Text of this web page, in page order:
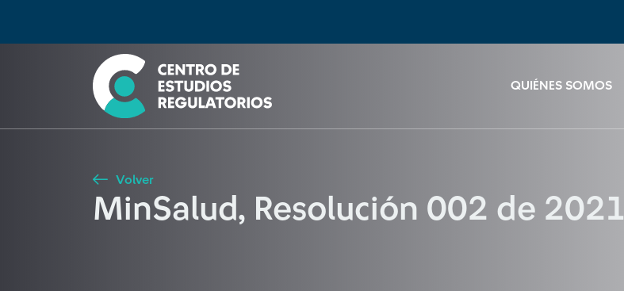
QUIÉNES SOMOS
Seleccione país
Buscar
Volver
MinSalud, Resolución 002 de 2021